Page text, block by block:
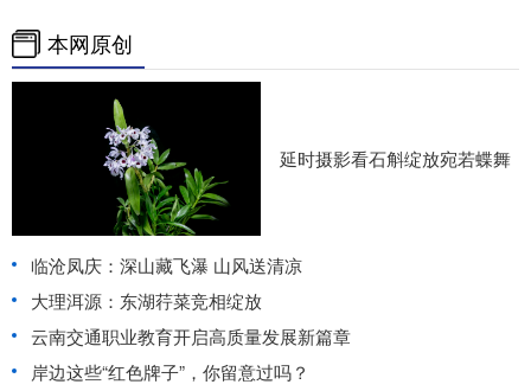
本网原创
延时摄影看石斛绽放宛若蝶舞
临沧凤庆：深山藏飞瀑 山风送清凉
大理洱源：东湖荇菜竞相绽放
云南交通职业教育开启高质量发展新篇章
岸边这些“红色牌子”，你留意过吗？